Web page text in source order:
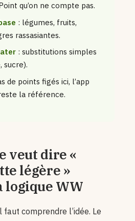
qu’on ne compte pas.
: légumes, fruits,
rassasiantes.
: substitutions simples
sucre).
de points figés ici, l’app
la référence.
veut dire «
légère »
logique WW
comprendre l’idée. Le